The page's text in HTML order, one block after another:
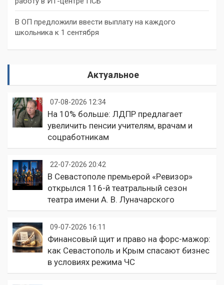
В ОП предложили ввести выплату на каждого
школьника к 1 сентября
Актуальное
07-08-2026 12:34
На 10% больше: ЛДПР предлагает
увеличить пенсии учителям, врачам и
соцработникам
22-07-2026 20:42
В Севастополе премьерой «Ревизор»
открылся 116-й театральный сезон
театра имени А. В. Луначарского
09-07-2026 16:11
Финансовый щит и право на форс-мажор:
как Севастополь и Крым спасают бизнес
в условиях режима ЧС